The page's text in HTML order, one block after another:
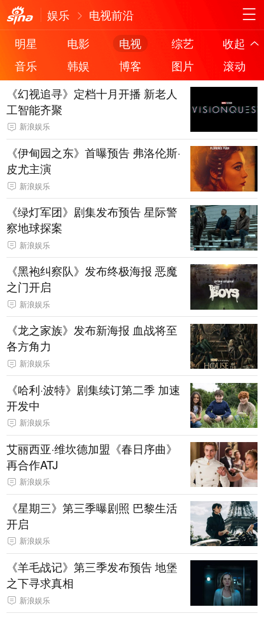
娱乐
电视前沿
明星
电影 电视 综艺
收起
音乐
韩娱 博客 图片
滚动
《幻视追寻》定档十月开播 新老人
工智能齐聚
新浪娱乐
《伊甸园之东》首曝预告 弗洛伦斯·
皮尤主演
新浪娱乐
《绿灯军团》剧集发布预告 星际警
察地球探案
新浪娱乐
《黑袍纠察队》发布终极海报 恶魔
之门开启
新浪娱乐
《龙之家族》发布新海报 血战将至
各方角力
新浪娱乐
《哈利·波特》剧集续订第二季 加速
开发中
新浪娱乐
艾丽西亚·维坎德加盟《春日序曲》
再合作ATJ
新浪娱乐
《星期三》第三季曝剧照 巴黎生活
开启
新浪娱乐
《羊毛战记》第三季发布预告 地堡
之下寻求真相
新浪娱乐